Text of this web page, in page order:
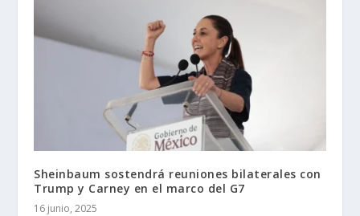
Sheinbaum sostendrá reuniones bilaterales con
Trump y Carney en el marco del G7
16 junio, 2025